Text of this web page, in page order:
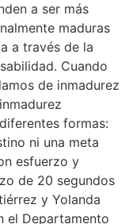
a ser más
maduras
a través de la
Cuando
de inmadurez
formas:
ni una meta
esfuerzo y
de 20 segundos
y Yolanda
el Departamento